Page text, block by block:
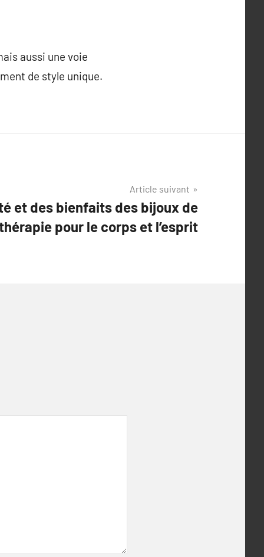
aussi une voie
de style unique.
Article suivant
et des bienfaits des bijoux de
pour le corps et l’esprit